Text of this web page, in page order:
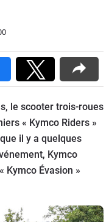
le scooter trois-roues
« Kymco Riders »
il y a quelques
Kymco
Kymco Évasion »